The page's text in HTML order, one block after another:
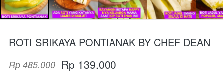
ROTI SRIKAYA PONTIANAK BY CHEF DEAN
Rp 485.000 Rp 139.000